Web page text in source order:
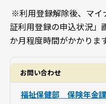
※利用登録解除後、マイ
証利用登録の申込状況」
か月程度時間がかかります
お問い合わせ
福祉保健部 保険年金課